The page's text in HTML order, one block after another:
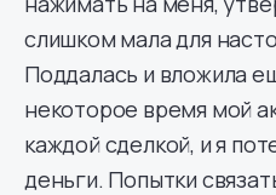
слишком мала для
Поддалась и вложила
некоторое время мой
каждой сделкой, и я
деньги. Попытки